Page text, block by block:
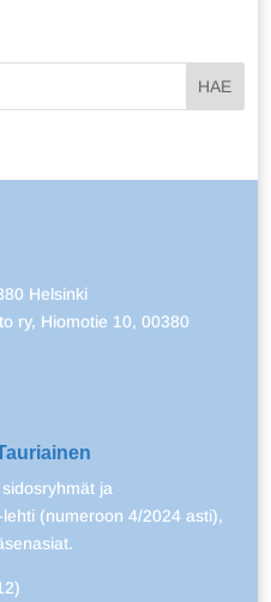
Helsinki
ry, Hiomotie 10, 00380
ja
(numeroon 4/2024 asti),